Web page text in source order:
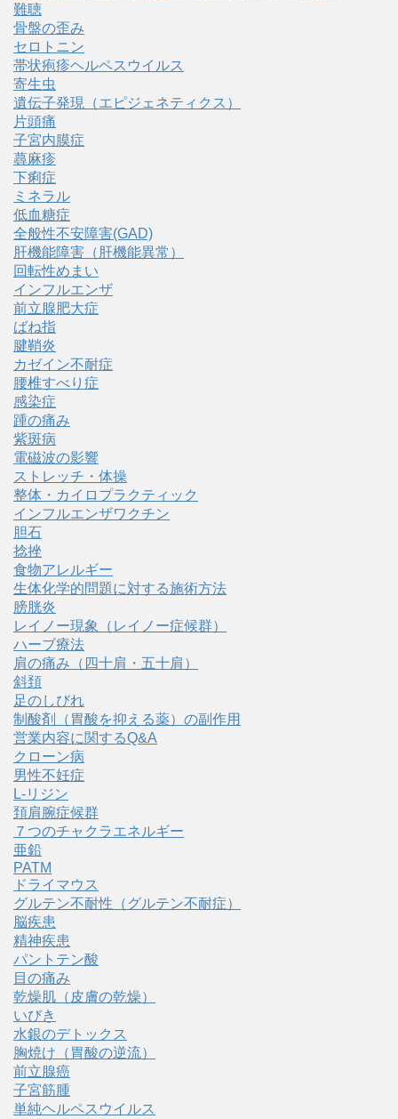
難聴
骨盤の歪み
セロトニン
帯状疱疹ヘルペスウイルス
寄生虫
遺伝子発現（エピジェネティクス）
片頭痛
子宮内膜症
蕁麻疹
下痢症
ミネラル
低血糖症
全般性不安障害(GAD)
肝機能障害（肝機能異常）
回転性めまい
インフルエンザ
前立腺肥大症
ばね指
腱鞘炎
カゼイン不耐症
腰椎すべり症
感染症
踵の痛み
紫斑病
電磁波の影響
ストレッチ・体操
整体・カイロプラクティック
インフルエンザワクチン
胆石
捻挫
食物アレルギー
生体化学的問題に対する施術方法
膀胱炎
レイノー現象（レイノー症候群）
ハーブ療法
肩の痛み（四十肩・五十肩）
斜頚
足のしびれ
制酸剤（胃酸を抑える薬）の副作用
営業内容に関するQ&A
クローン病
男性不妊症
L-リジン
頚肩腕症候群
７つのチャクラエネルギー
亜鉛
PATM
ドライマウス
グルテン不耐性（グルテン不耐症）
脳疾患
精神疾患
パントテン酸
目の痛み
乾燥肌（皮膚の乾燥）
いびき
水銀のデトックス
胸焼け（胃酸の逆流）
前立腺癌
子宮筋腫
単純ヘルペスウイルス